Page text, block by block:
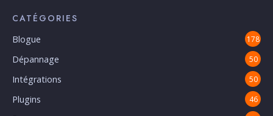
CATÉGORIES
Blogue 178
Dépannage 50
Intégrations 50
Plugins 46